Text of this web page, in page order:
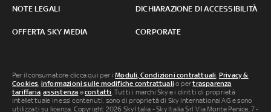
NOTE LEGALI DICHIARAZIONE DI ACCESSIBILITÀ
OFFERTA SKY MEDIA CORPORATE
Per il consumatore clicca qui per iModuli, Condizioni contrattuali Privacy &
Cookies informazioni sulle modifiche contrattuali o pertrasparenza
tariffaria ,assistenza econtatti . Tutti i marchi Sky e i diritti di proprietà
intellettuale in essi contenuti, sono di proprietà di Sky international AG e sono
utilizzati su licenza. Copyright 2026 Sky Italia - Sky Italia Srl Via Monte Penice, 7 -